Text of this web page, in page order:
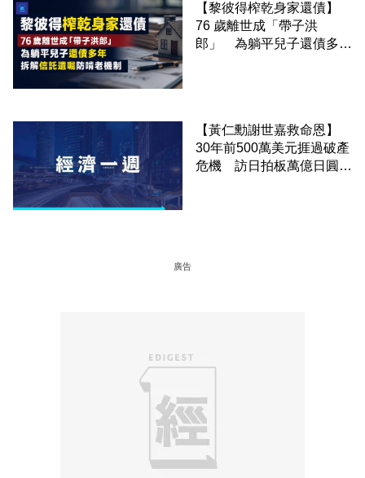
【黎彼得榨乾身家還債】
76 歲離世成「帶子洪
郎」 為躺平兒子還債多
【黃仁勳謝世嘉救命恩】
30年前500萬美元捱過破產
危機 訪日拍板萬億日圓AI
廣告